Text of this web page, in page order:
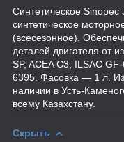
Синтетическое
синтетическое
(всесезонное).
деталей двигателя от
SP, ACEA C3, ILSAC
6395. Фасовка — 1 л.
наличии в Усть-
всему Казахстану.
Скрыть